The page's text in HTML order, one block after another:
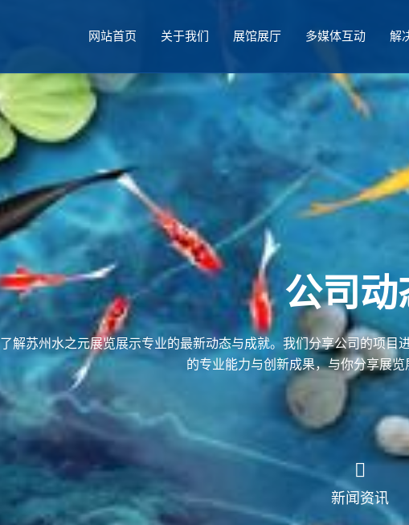
网站首页 关于我们 展馆展厅 多媒体互动 解
公司动
了解苏州水之元展览展示专业的最新动态与成就。我们分享公司的项
的专业能力与创新成果，与你分享展览
新闻资讯